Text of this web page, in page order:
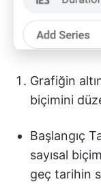
Grafiğin
biçimini
Başlangıç
sayısal
geç tarihin